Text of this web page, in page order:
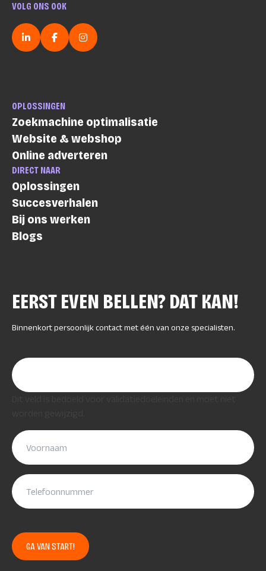
VOLG ONS OOK
LinkedInFacebookInstagram
OPLOSSINGEN
Zoekmachine optimalisatie
Website & webshop
Online adverteren
DIRECT NAAR
Oplossingen
Succesverhalen
Bij ons werken
Blogs
EERST EVEN BELLEN? DAT KAN!
Binnenkort persoonlijk contact met één van onze specialisten.
Name
Voornaam
Telefoon